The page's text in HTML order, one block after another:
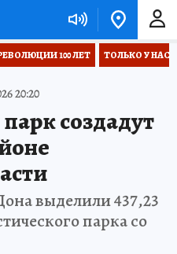
100 ЛЕТ ТОЛЬКО У НАС
20:20
создадут
выделили 437,23
парка со